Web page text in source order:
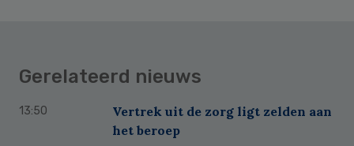
Gerelateerd nieuws
13:50
Vertrek uit de zorg ligt zelden aan
het beroep